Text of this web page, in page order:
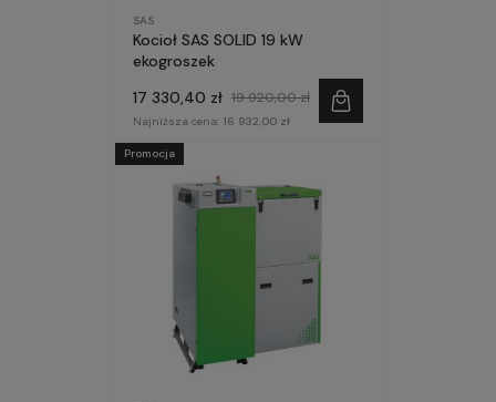
SAS
Kocioł SAS SOLID 19 kW
ekogroszek
17 330,40 zł 19 920,00 zł
Najniższa cena: 16 932,00 zł
Promocja